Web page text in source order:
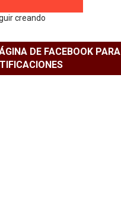
creando
DE FACEBOOK PARA